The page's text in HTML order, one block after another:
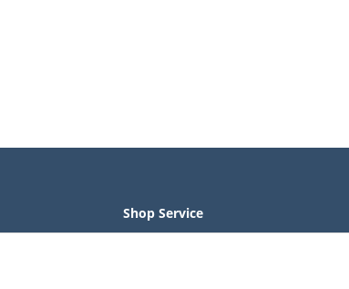
Shop Service